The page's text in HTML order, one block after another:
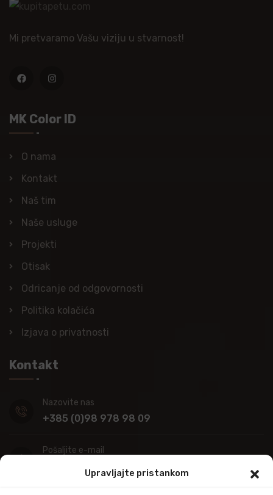
Upravljajte pristankom
Mi pretvaramo Vašu viziju u stvarnost!
MK Color ID
O nama
Kontakt
Naš tim
Naše usluge
Projekti
Otisak
Odricanje od odgovornosti
Politika kolačića
Izjava o privatnosti
Kontakt
Nazovite nas
+385 (0)98 978 98 09
Pošaljite e-mail